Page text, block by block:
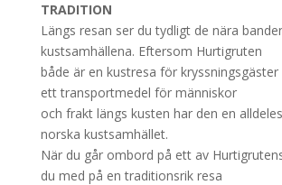
TRADITION
Längs resan ser du tydligt de nära
kustsamhällena. Eftersom Hurtigruten
både är en kustresa för
ett transportmedel för människor
och frakt längs kusten har den en
norska kustsamhället.
När du går ombord på ett av
du med på en traditionsrik resa